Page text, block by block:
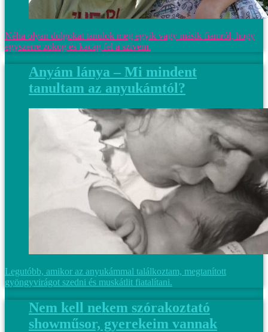
Néha olyan dolgokat tanulok meg egyik vagy másik fiamról, hogy
egyszerre zokog és kacag fel a szívem.
Anyám lánya – Mi mindent
tanultam az anyukámtól?
Legutóbb, amikor az anyukámmal találkoztam, megtanított
gyöngyvirágot szedni és muskátlit fiatalítani.
Nem kell nekem szórakoztató
showműsor, gyerekeim vannak